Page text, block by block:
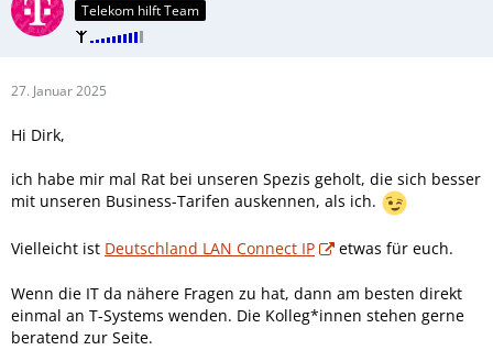
Telekom hilft Team
27. Januar 2025
Hi Dirk,
ich habe mir mal Rat bei unseren Spezis geholt, die sich besser
mit unseren Business-Tarifen auskennen, als ich.
Vielleicht ist Deutschland LAN Connect IP etwas für euch.
Wenn die IT da nähere Fragen zu hat, dann am besten direkt
einmal an T-Systems wenden. Die Kolleg*innen stehen gerne
beratend zur Seite.